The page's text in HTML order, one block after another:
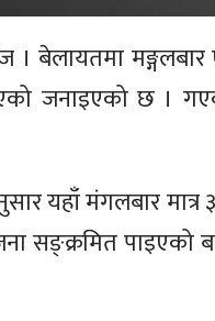
बेलायतमा मङ्गलबार
जनाइएको छ ।
यहाँ मंगलबार
सङ्क्रमित पाइएको